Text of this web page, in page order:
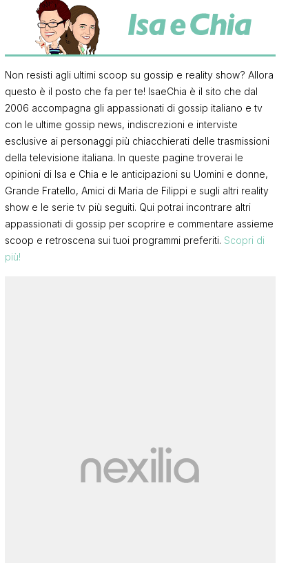
Non resisti agli ultimi scoop su gossip e reality show? Allora
questo è il posto che fa per te! IsaeChia è il sito che dal
2006 accompagna gli appassionati di gossip italiano e tv
con le ultime gossip news, indiscrezioni e interviste
esclusive ai personaggi più chiacchierati delle trasmissioni
della televisione italiana. In queste pagine troverai le
opinioni di Isa e Chia e le anticipazioni su Uomini e donne,
Grande Fratello, Amici di Maria de Filippi e sugli altri reality
show e le serie tv più seguiti. Qui potrai incontrare altri
appassionati di gossip per scoprire e commentare assieme
scoop e retroscena sui tuoi programmi preferiti. Scopri di
più!